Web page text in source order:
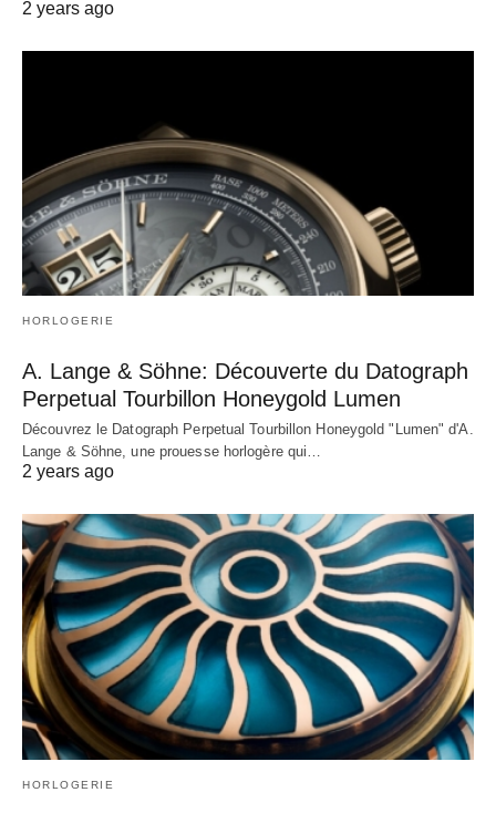
2 years ago
HORLOGERIE
A. Lange & Söhne: Découverte du Datograph
Perpetual Tourbillon Honeygold Lumen
Découvrez le Datograph Perpetual Tourbillon Honeygold "Lumen" d'A.
Lange & Söhne, une prouesse horlogère qui…
2 years ago
HORLOGERIE